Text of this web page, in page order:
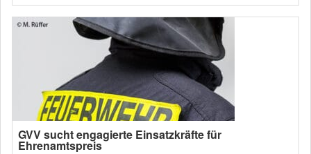
GVV sucht engagierte Einsatzkräfte für
Ehrenamtspreis